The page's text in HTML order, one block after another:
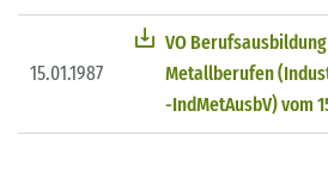
15.01.1987
VO
Metallberufen
-IndMetAusbV) vom